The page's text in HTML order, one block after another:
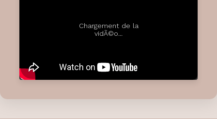
Chargement de la
vidÃ©o...